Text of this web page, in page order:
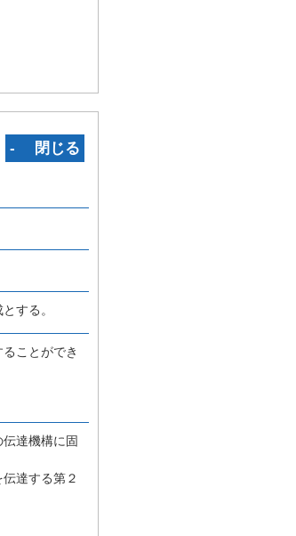
‐ 閉じる
する。
ことができ
達機構に固
達する第２